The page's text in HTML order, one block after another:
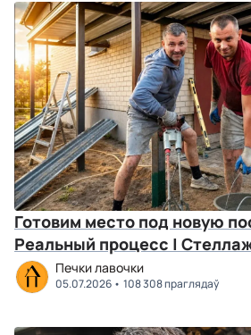
Готовим место под новую
Реальный процесс |
Печки лавочки
05.07.2026 108 308 праглядаў